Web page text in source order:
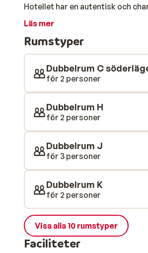
Hotellet har en autentisk och
vardagsrummet har en vacker
bergstopparna. Behöver dina
avdelningen och värm upp dina
Läs mer
Rumstyper
Dubbelrum C
för 2 personer
Dubbelrum H
för 2 personer
Dubbelrum J
för 3 personer
Dubbelrum K
för 2 personer
Visa alla 10 rumstyper
Faciliteter